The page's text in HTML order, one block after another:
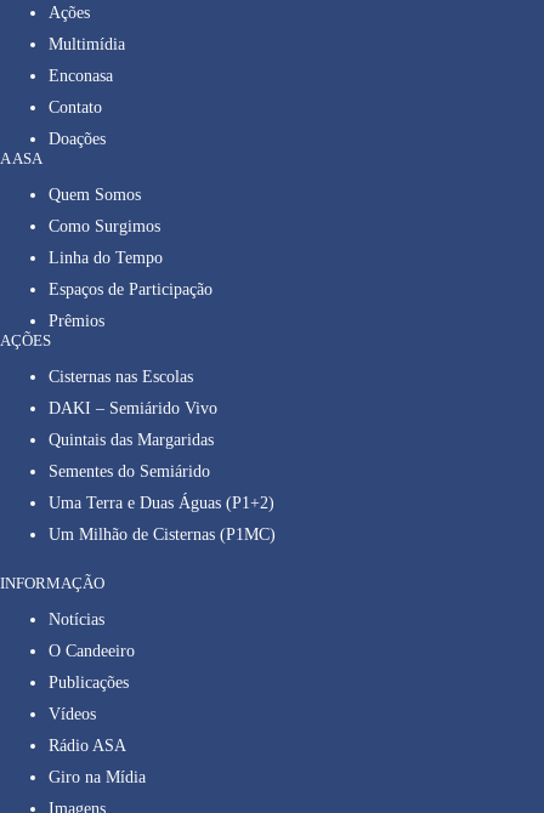
Ações
Multimídia
Enconasa
Contato
Doações
A ASA
Quem Somos
Como Surgimos
Linha do Tempo
Espaços de Participação
Prêmios
AÇÕES
Cisternas nas Escolas
DAKI – Semiárido Vivo
Quintais das Margaridas
Sementes do Semiárido
Uma Terra e Duas Águas (P1+2)
Um Milhão de Cisternas (P1MC)
INFORMAÇÃO
Notícias
O Candeeiro
Publicações
Vídeos
Rádio ASA
Giro na Mídia
Imagens